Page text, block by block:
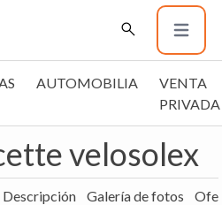
AUTOMOBILIA
VENTA
PRIVADA
velosolex
Descripción Galería de fotos